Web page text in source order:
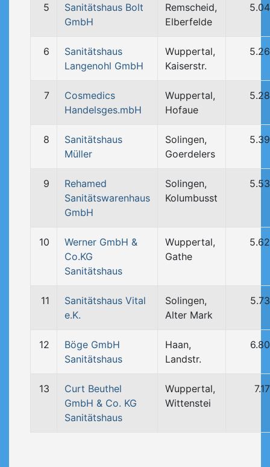
5
Sanitätshaus Bolt
GmbH
Remscheid,
Elberfelde
6
Sanitätshaus
Langenohl GmbH
Wuppertal,
Kaiserstr.
7
Cosmedics
Handelsges.mbH
Wuppertal,
Hofaue
8
Sanitätshaus
Müller
Solingen,
Goerdelers
9
Rehamed
Sanitätswarenhaus
GmbH
Solingen,
Kolumbusst
10
Werner GmbH &
Co.KG
Sanitätshaus
Wuppertal,
Gathe
11
Sanitätshaus Vital
e.K.
Solingen,
Alter Mark
12
Böge GmbH
Sanitätshaus
Haan,
Landstr.
13
Curt Beuthel
GmbH & Co. KG
Sanitätshaus
Wuppertal,
Wittenstei